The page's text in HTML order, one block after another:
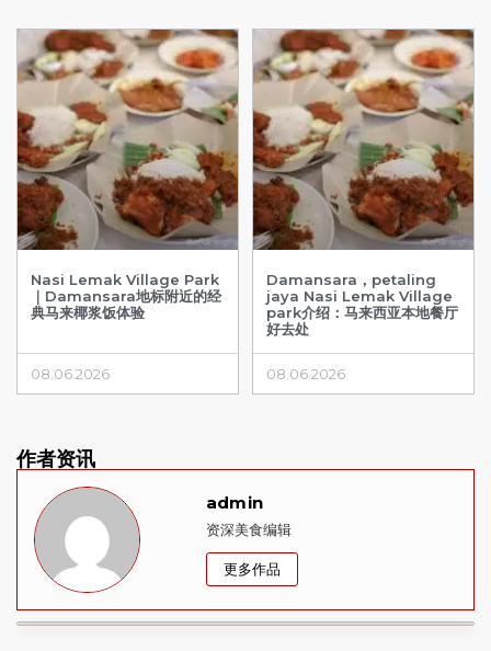
Nasi Lemak Village Park
｜Damansara地标附近的经
典马来椰浆饭体验
08.06.2026
Damansara，petaling
jaya Nasi Lemak Village
park介绍：马来西亚本地餐厅
好去处
08.06.2026
作者资讯
admin
资深美食编辑
更多作品